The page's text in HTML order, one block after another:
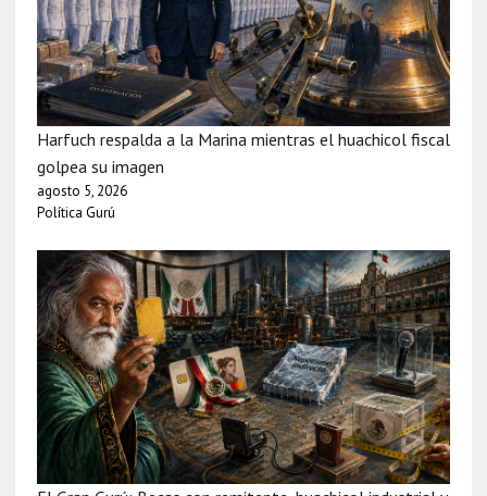
Harfuch respalda a la Marina mientras el huachicol fiscal
golpea su imagen
agosto 5, 2026
Política Gurú